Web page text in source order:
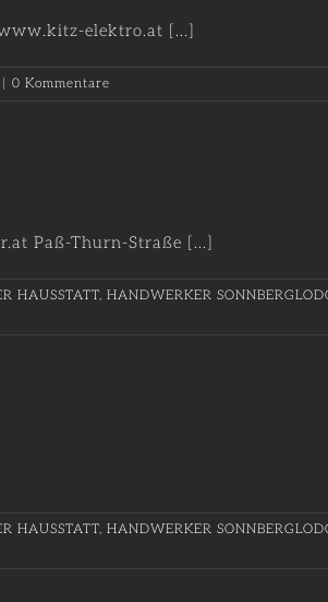
elektro.at [...]
0 Kommentare
Paß-Thurn-Straße [...]
HAUSSTATT, HANDWERKER
HAUSSTATT, HANDWERKER